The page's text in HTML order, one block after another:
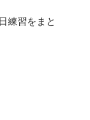
練習をまと